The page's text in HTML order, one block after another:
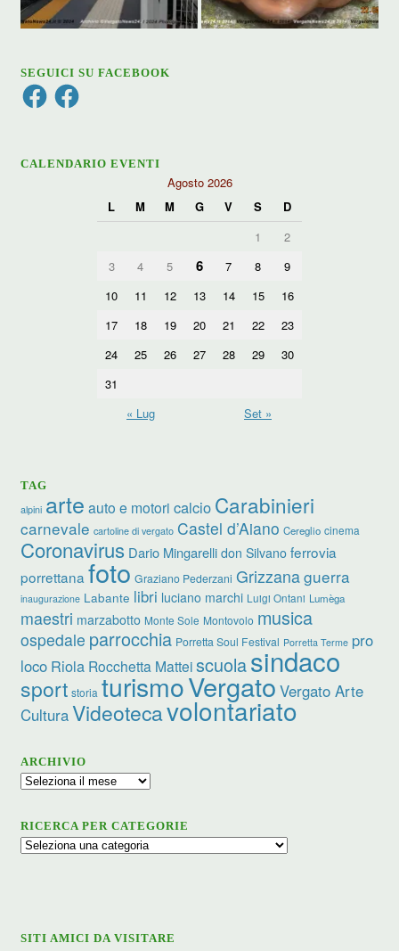
SEGUICI SU FACEBOOK
FacebookFacebook
CALENDARIO EVENTI
Agosto 2026
L
M M G V S
D
1
2
3
4 5 6 7 8
9
10
11 12 13 14 15
16
17
18 19 20 21 22
23
24
25 26 27 28 29
30
31
« Lug
Set »
TAG
alpini arte auto e motori calcio Carabinieri
carnevale cartoline di vergato Castel d’Aiano Cereglio cinema
Coronavirus Dario Mingarelli don Silvano ferrovia
porrettana foto Graziano Pederzani Grizzanaguerra
inaugurazione Labante libri luciano marchi Luigi Ontani Lumèga
maestri marzabotto Monte Sole Montovolo musica
ospedale parrocchia Porretta Soul Festival Porretta Terme pro
loco Riola Rocchetta Matteiscuolasindaco
sport storia turismoVergato Vergato Arte
CulturaVideotecavolontariato
ARCHIVIO
Archivio
RICERCA PER CATEGORIE
Ricerca
SITI AMICI DA VISITARE